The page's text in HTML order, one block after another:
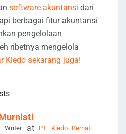
software akuntansi dari
berbagai fitur akuntansi
pengelolaan
ribetnya mengelola
Kledo sekarang juga!
Writerat
PT Kledo Berhati